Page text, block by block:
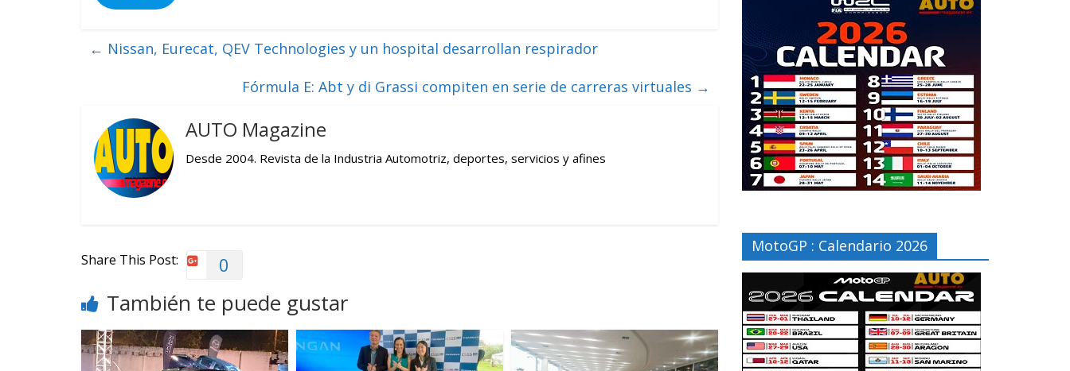
← Nissan, Eurecat, QEV Technologies y un hospital desarrollan respirador
Fórmula E: Abt y di Grassi compiten en serie de carreras virtuales →
AUTO Magazine
Desde 2004. Revista de la Industria Automotriz, deportes, servicios y afines
Share This Post: 0
También te puede gustar
MotoGP : Calendario 2026